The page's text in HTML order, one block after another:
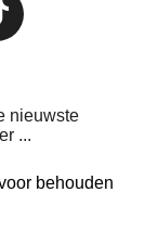
nieuwste
...
behouden